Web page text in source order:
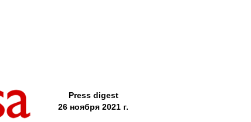
Press digest
26 ноября 2021 г.